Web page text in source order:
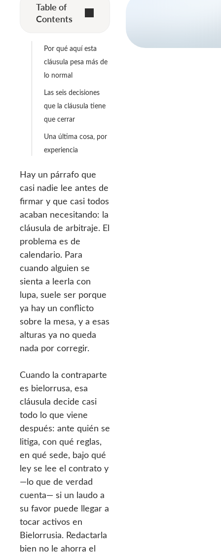
Table of
Contents
Por qué aquí esta
cláusula pesa más de
lo normal
Las seis decisiones
que la cláusula tiene
que cerrar
Una última cosa, por
experiencia
Hay un párrafo que
casi nadie lee antes de
firmar y que casi todos
acaban necesitando: la
cláusula de arbitraje. El
problema es de
calendario. Para
cuando alguien se
sienta a leerla con
lupa, suele ser porque
ya hay un conflicto
sobre la mesa, y a esas
alturas ya no queda
nada por corregir.
Cuando la contraparte
es bielorrusa, esa
cláusula decide casi
todo lo que viene
después: ante quién se
litiga, con qué reglas,
en qué sede, bajo qué
ley se lee el contrato y
—lo que de verdad
cuenta— si un laudo a
su favor puede llegar a
tocar activos en
Bielorrusia. Redactarla
bien no le ahorra el